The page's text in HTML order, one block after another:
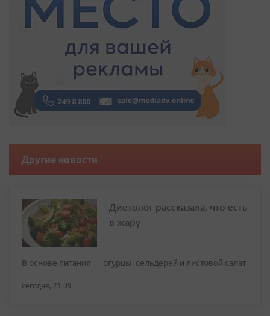
Другие новости
Диетолог рассказала, что есть
в жару
В основе питания — огурцы, сельдерей и листовой салат
сегодня, 21:09